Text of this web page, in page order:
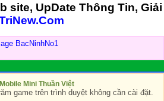
site, UpDate Thông Tin, Giải
BacNinhNo1
Mini Thuần Việt
game trên trình duyệt không cần cài đặt.